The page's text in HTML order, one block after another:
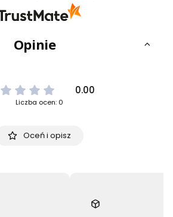
obsługa sklepu.
Opinie
0.00
Liczba ocen: 0
Oceń i opisz